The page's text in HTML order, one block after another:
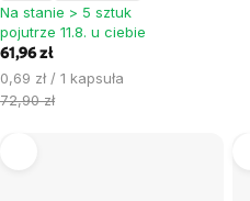
Na stanie > 5 sztuk
pojutrze 11.8. u ciebie
61,96 zł
Cena
jednostkowa:
0,69 zł / 1 kapsuła
72,90 zł